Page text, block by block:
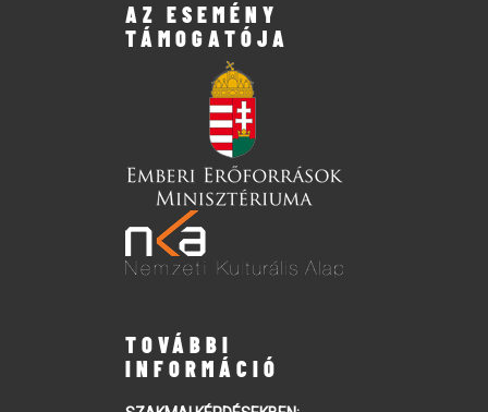
AZ ESEMÉNY
TÁMOGATÓJA
TOVÁBBI
INFORMÁCIÓ